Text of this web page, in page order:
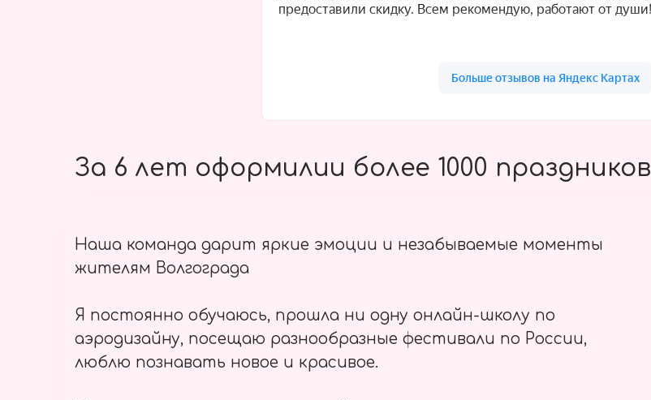
За 6 лет оформилии более 1000 праздников
Наша команда дарит яркие эмоции и незабываемые моменты
жителям Волгограда
Я постоянно обучаюсь, прошла ни одну онлайн-школу по
аэродизайну, посещаю разнообразные фестивали по России,
люблю познавать новое и красивое.